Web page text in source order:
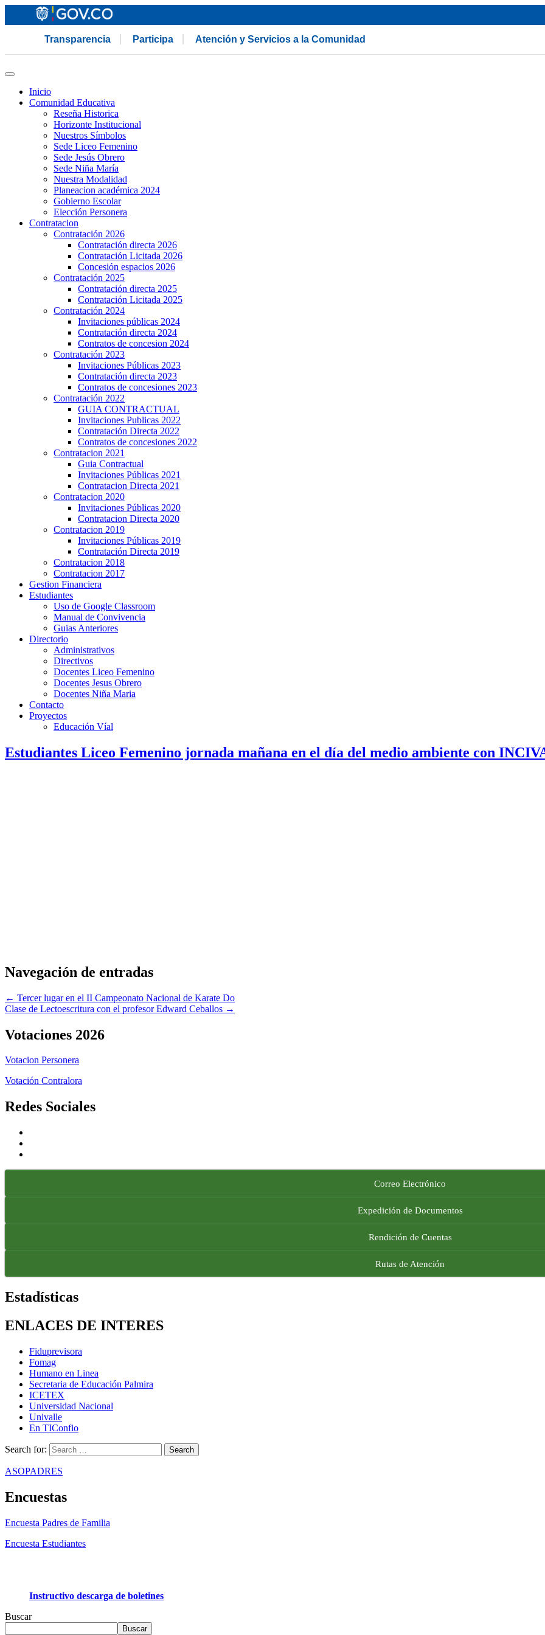
Transparencia Participa Atención y Servicios a la Comunidad
Inicio
Comunidad Educativa
Reseña Historica
Horizonte Institucional
Nuestros Símbolos
Sede Liceo Femenino
Sede Jesús Obrero
Sede Niña María
Nuestra Modalidad
Planeacion académica 2024
Gobierno Escolar
Elección Personera
Contratacion
Contratación 2026
Contratación directa 2026
Contratación Licitada 2026
Concesión espacios 2026
Contratación 2025
Contratación directa 2025
Contratación Licitada 2025
Contratación 2024
Invitaciones públicas 2024
Contratación directa 2024
Contratos de concesion 2024
Contratación 2023
Invitaciones Públicas 2023
Contratación directa 2023
Contratos de concesiones 2023
Contratación 2022
GUIA CONTRACTUAL
Invitaciones Publicas 2022
Contratación Directa 2022
Contratos de concesiones 2022
Contratacion 2021
Guia Contractual
Invitaciones Públicas 2021
Contratacion Directa 2021
Contratacion 2020
Invitaciones Públicas 2020
Contratacion Directa 2020
Contratacion 2019
Invitaciones Públicas 2019
Contratación Directa 2019
Contratacion 2018
Contratacion 2017
Gestion Financiera
Estudiantes
Uso de Google Classroom
Manual de Convivencia
Guias Anteriores
Directorio
Administrativos
Directivos
Docentes Liceo Femenino
Docentes Jesus Obrero
Docentes Niña Maria
Contacto
Proyectos
Educación Víal
Estudiantes Liceo Femenino jornada mañana en el día del medio ambiente con
Navegación de entradas
← Tercer lugar en el II Campeonato Nacional de Karate Do
Clase de Lectoescritura con el profesor Edward Ceballos →
Votaciones 2026
Votacion Personera
Votación Contralora
Redes Sociales
Correo Electrónico
Expedición de Documentos
Rendición de Cuentas
Rutas de Atención
Estadísticas
ENLACES DE INTERES
Fiduprevisora
Fomag
Humano en Linea
Secretaria de Educación Palmira
ICETEX
Universidad Nacional
Univalle
En TIConfio
Search for:
ASOPADRES
Encuestas
Encuesta Padres de Familia
Encuesta Estudiantes
Instructivo descarga de boletines
Buscar
Buscar